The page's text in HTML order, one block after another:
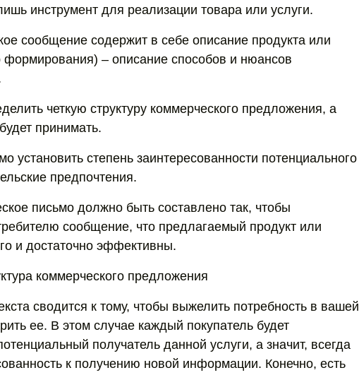
инструмент для реализации товара или услуги.
сообщение содержит в себе описание продукта или
формирования) – описание способов и нюансов
четкую структуру коммерческого предложения, а
принимать.
установить степень заинтересованности потенциального
предпочтения.
письмо должно быть составлено так, чтобы
сообщение, что предлагаемый продукт или
и достаточно эффективны.
коммерческого предложения
сводится к тому, чтобы выжелить потребность в вашей
ее. В этом случае каждый покупатель будет
получатель данной услуги, а значит, всегда
к получению новой информации. Конечно, есть